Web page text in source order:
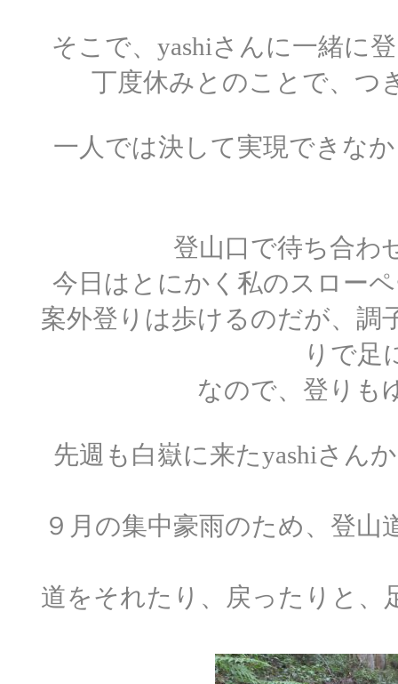
そこで、yashiさんに一緒に
丁度休みとのことで、つ
一人では決して実現できな
登山口で待ち合わ
今日はとにかく私のスロー
案外登りは歩けるのだが、調
りで足
なので、登りも
先週も白嶽に来たyashiさん
９月の集中豪雨のため、登
道をそれたり、戻ったりと、